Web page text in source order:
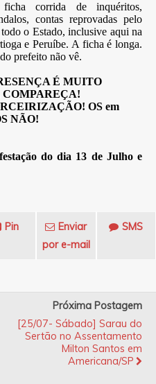
corrida de inquéritos,
contas reprovadas pelo
o Estado, inclusive aqui na
e Peruíbe. A ficha é longa.
prefeito não vê.
É MUITO
OS em
NÃO!
do dia 13 de Julho e
Pin
Enviar
por e-mail
SMS
Próxima Postagem
[25/07- Sábado] Sarau do
Sertão no Assentamento
Milton Santos em
Americana/SP